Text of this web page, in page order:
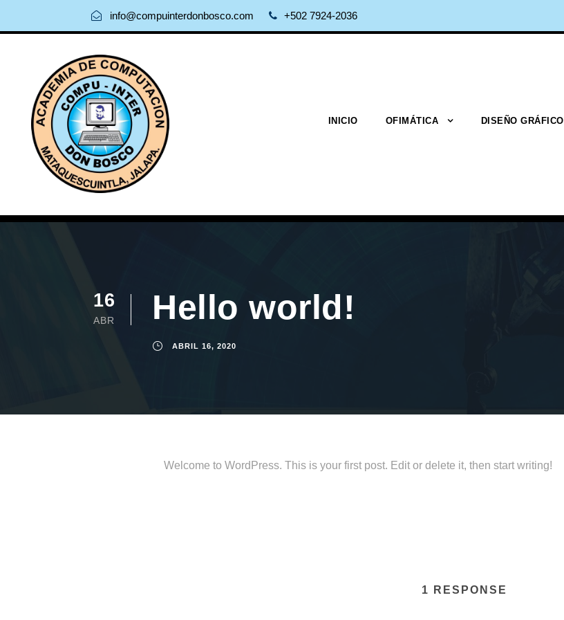
info@compuinterdonbosco.com +502 7924-2036
INICIO OFIMÁTICA DISEÑO GRÁFICO
16
ABR Hello world!
ABRIL 16, 2020
Welcome to WordPress. This is your first post. Edit or delete it, then start writing!
1 RESPONSE